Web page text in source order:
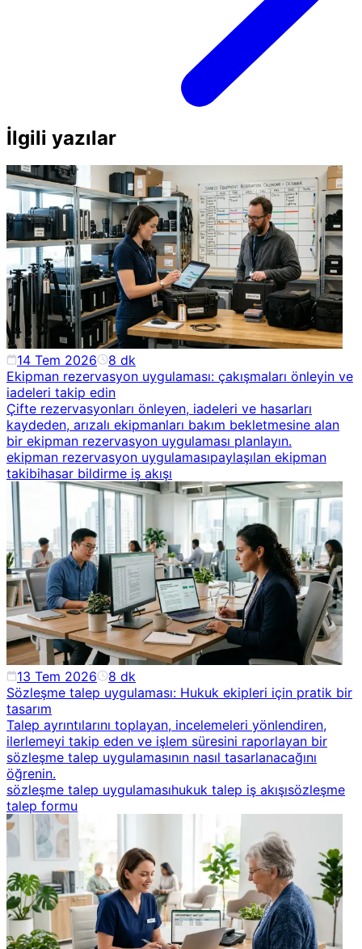
İlgili yazılar
14 Tem 2026 8 dk
Ekipman rezervasyon uygulaması: çakışmaları önleyin ve
iadeleri takip edin
Çifte rezervasyonları önleyen, iadeleri ve hasarları
kaydeden, arızalı ekipmanları bakım bekletmesine alan
bir ekipman rezervasyon uygulaması planlayın.
ekipman rezervasyon uygulamasıpaylaşılan ekipman
takibihasar bildirme iş akışı
13 Tem 2026 8 dk
Sözleşme talep uygulaması: Hukuk ekipleri için pratik bir
tasarım
Talep ayrıntılarını toplayan, incelemeleri yönlendiren,
ilerlemeyi takip eden ve işlem süresini raporlayan bir
sözleşme talep uygulamasının nasıl tasarlanacağını
öğrenin.
sözleşme talep uygulamasıhukuk talep iş akışısözleşme
talep formu